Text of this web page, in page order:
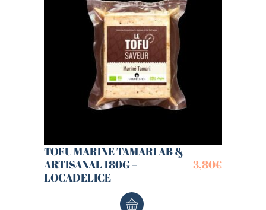
TOFU MARINE TAMARI AB &
ARTISANAL 180G –
LOCADELICE
3,80€